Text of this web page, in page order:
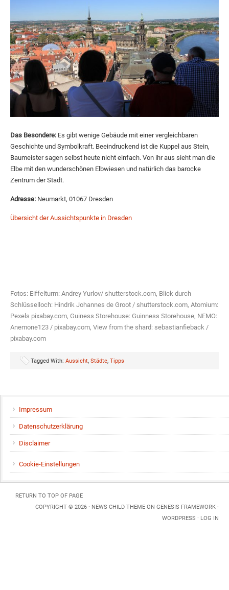
Das Besondere: Es gibt wenige Gebäude mit einer vergleichbaren
Geschichte und Symbolkraft. Beeindruckend ist die Kuppel aus Stein,
Baumeister sagen selbst heute nicht einfach. Von ihr aus sieht man die
Elbe mit den wunderschönen Elbwiesen und natürlich das barocke
Zentrum der Stadt.
Adresse: Neumarkt, 01067 Dresden
Übersicht der Aussichtspunkte in Dresden
Fotos: Eiffelturm: Andrey Yurlov/ shutterstock.com, Blick durch
Schlüsselloch: Hindrik Johannes de Groot / shutterstock.com, Atomium:
Pexels pixabay.com, Guiness Storehouse: Guinness Storehouse, NEMO:
Anemone123 / pixabay.com, View from the shard: sebastianfieback /
pixabay.com
Tagged With: Aussicht, Städte, Tipps
Impressum
Datenschutzerklärung
Disclaimer
Cookie-Einstellungen
RETURN TO TOP OF PAGE
COPYRIGHT © 2026 · NEWS CHILD THEME ON GENESIS FRAMEWORK ·
WORDPRESS · LOG IN